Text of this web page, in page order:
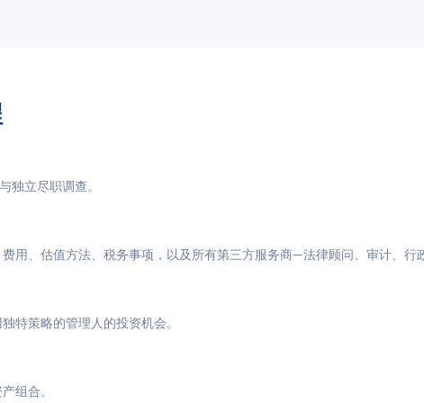
独立尽职调查。
用、估值方法、税务事项，以及所有第三方服务商—法律顾问、审计、行
特策略的管理人的投资机会。
组合。